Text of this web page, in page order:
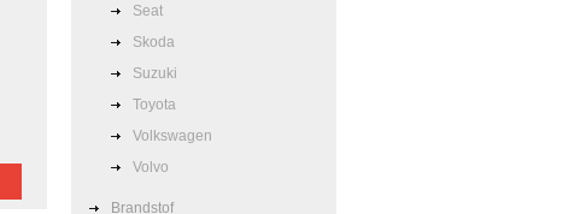
Seat
Skoda
Suzuki
Toyota
Volkswagen
Volvo
Brandstof